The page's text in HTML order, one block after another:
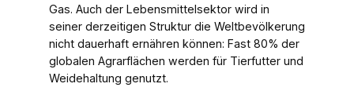
Gas. Auch der Lebensmittelsektor wird in
seiner derzeitigen Struktur die Weltbevölkerung
nicht dauerhaft ernähren können: Fast 80% der
globalen Agrarflächen werden für Tierfutter und
Weidehaltung genutzt.